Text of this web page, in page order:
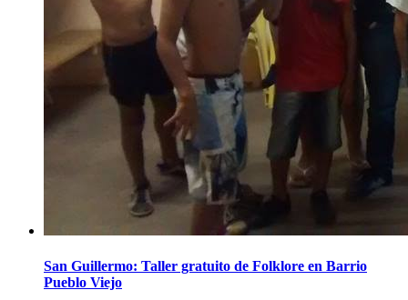
San Guillermo: Taller gratuito de Folklore en Barrio
Pueblo Viejo